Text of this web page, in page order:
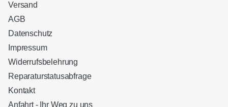
Versand
AGB
Datenschutz
Impressum
Widerrufsbelehrung
Reparaturstatusabfrage
Kontakt
Anfahrt - Ihr Weg zu uns